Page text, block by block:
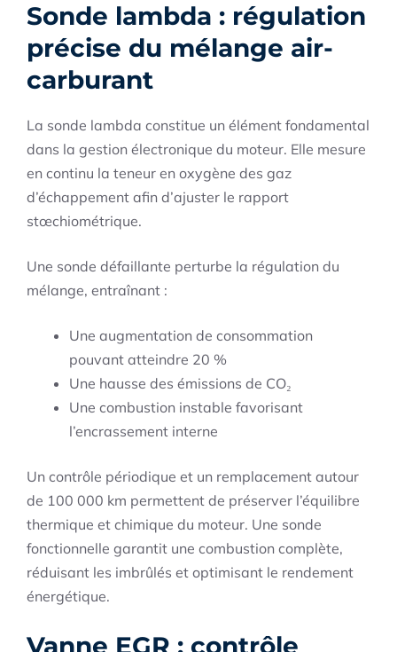
Sonde lambda : régulation
précise du mélange air-
carburant
La sonde lambda constitue un élément fondamental
dans la gestion électronique du moteur. Elle mesure
en continu la teneur en oxygène des gaz
d’échappement afin d’ajuster le rapport
stœchiométrique.
Une sonde défaillante perturbe la régulation du
mélange, entraînant :
Une augmentation de consommation
pouvant atteindre 20 %
Une hausse des émissions de CO₂
Une combustion instable favorisant
l’encrassement interne
Un contrôle périodique et un remplacement autour
de 100 000 km permettent de préserver l’équilibre
thermique et chimique du moteur. Une sonde
fonctionnelle garantit une combustion complète,
réduisant les imbrûlés et optimisant le rendement
énergétique.
Vanne EGR : contrôle